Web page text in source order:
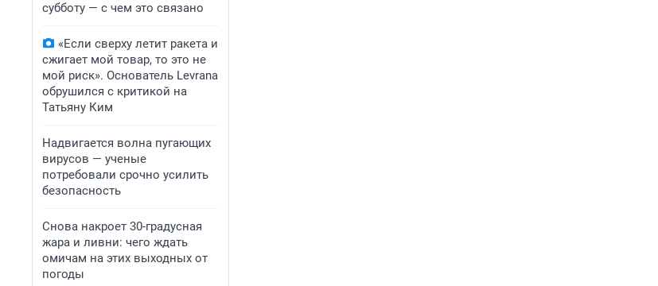
субботу — с чем это связано
«Если сверху летит ракета и
сжигает мой товар, то это не
мой риск». Основатель Levrana
обрушился с критикой на
Татьяну Ким
Надвигается волна пугающих
вирусов — ученые
потребовали срочно усилить
безопасность
Снова накроет 30-градусная
жара и ливни: чего ждать
омичам на этих выходных от
погоды